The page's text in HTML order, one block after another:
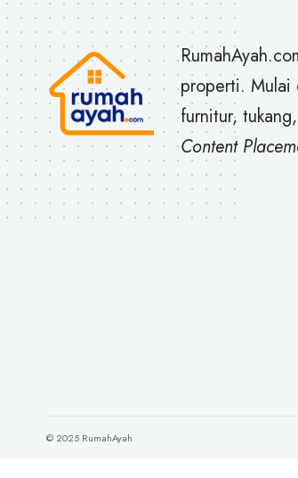
properti. Mulai
furnitur,
Content
© 2025 RumahAyah